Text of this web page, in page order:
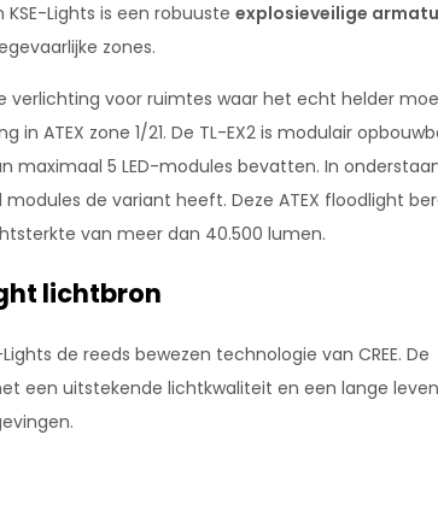
KSE-Lights is een robuuste explosieveilige
zones.
verlichting voor ruimtes waar het echt helder
in ATEX zone 1/21. De TL-EX2 is modulair
maximaal 5 LED-modules bevatten. In
de variant heeft. Deze ATEX floodlight
van meer dan 40.500 lumen.
lichtbron
de reeds bewezen technologie van CREE. De
een uitstekende lichtkwaliteit en een lange